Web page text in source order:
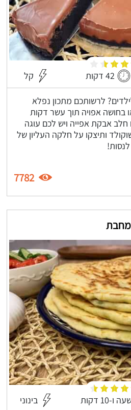
42 דקות קל
לרשותכם מתכון נפלא
בחושה אפויה תוך עשר דקות
חלב אבקת אפייה ויש לכם עוגה
ותיצקו על חלקה העליון של
7782
ו-10 דקות בינוני